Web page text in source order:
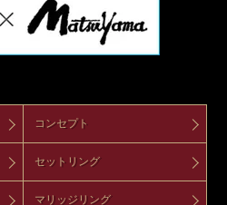
コンセプト
セットリング
マリッジリング